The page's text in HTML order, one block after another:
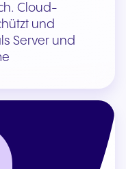
Cloud-
und
Server und